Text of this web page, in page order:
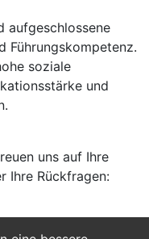
aufgeschlossene
Führungskompetenz.
soziale
und
uns auf Ihre
Ihre Rückfragen: